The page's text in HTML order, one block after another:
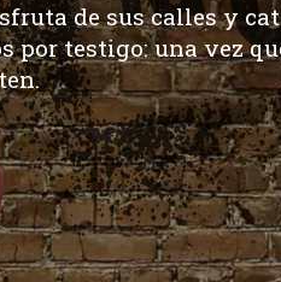
de sus calles y
por testigo: una vez